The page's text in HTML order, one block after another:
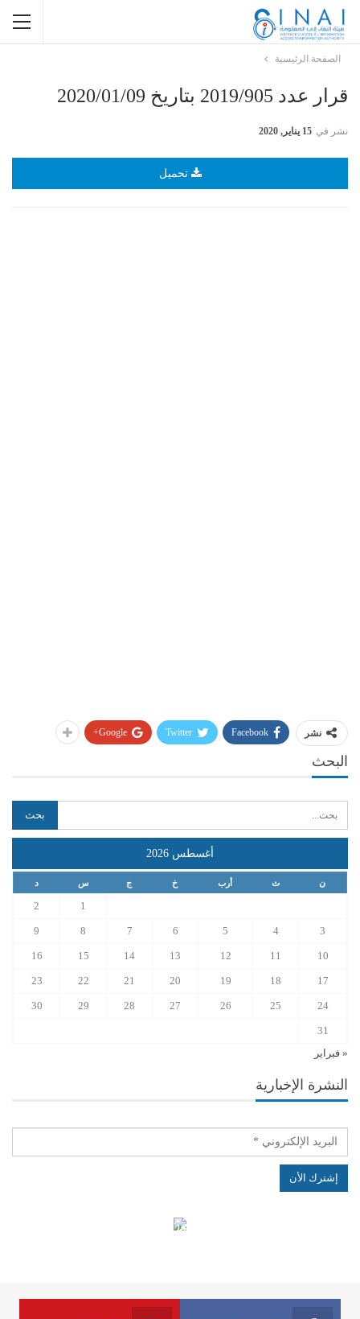
الصفحة الرئيسية
قرار عدد 2019/905 بتاريخ 2020/01/09
نشر في 15 يناير, 2020
تحميل
نشر Facebook
Twitter
Google+
البحث
أغسطس 2026
ن ث أرب خ ج س د
1
2
3
4
5
6
7
8
9
10
11
12
13
14
15
16
17
18
19
20
21
22
23
24
25
26
27
28
29
30
31
« فبراير
النشرة الإخبارية
الهياكل الخاضعة لقانون النفاذ إلى المعلومة